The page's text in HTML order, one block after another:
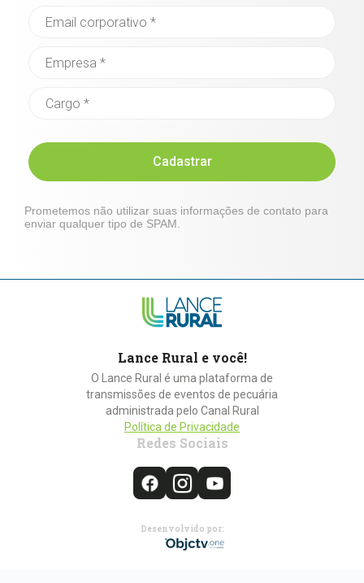
Cadastrar
Prometemos não utilizar suas informações de contato para
enviar qualquer tipo de SPAM.
Lance Rural e você!
O Lance Rural é uma plataforma de
transmissões de eventos de pecuária
administrada pelo Canal Rural
Política de Privacidade
Redes Sociais
Desenvolvido por: